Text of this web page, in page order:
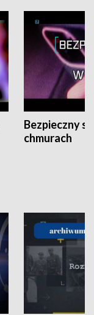
Bezpieczny
chmurach